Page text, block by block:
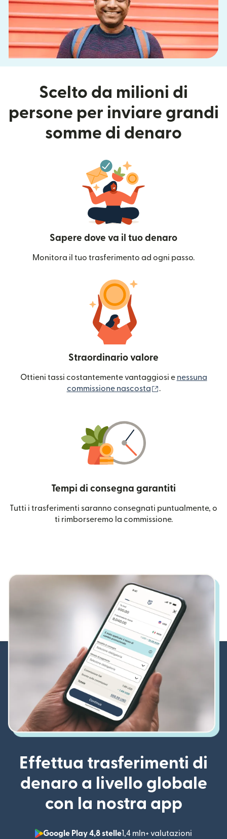
Scelto da milioni di
persone per inviare grandi
somme di denaro
Sapere dove va il tuo denaro
Monitora il tuo trasferimento ad ogni passo.
Straordinario valore
Ottieni tassi costantemente vantaggiosi e nessuna
commissione nascosta
.
Tempi di consegna garantiti
Tutti i trasferimenti saranno consegnati puntualmente, o
ti rimborseremo la commissione.
Effettua trasferimenti di
denaro a livello globale
con la nostra app
Google Play 4,8 stelle1,4 mln+ valutazioni